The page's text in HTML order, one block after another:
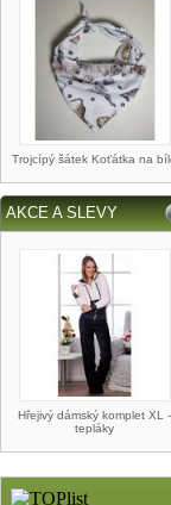
Trojcípý šátek Koťátka na
AKCE A SLEVY
Hřejivý dámský komplet XL -
tepláky